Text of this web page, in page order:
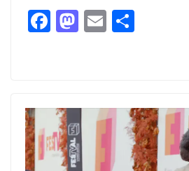
F
o
o
k
M
o
n
E
ar
ti
r